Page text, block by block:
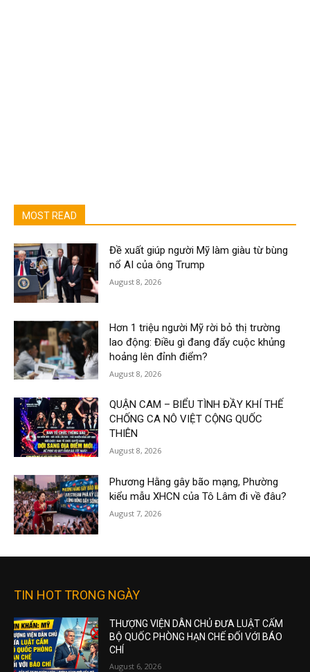
MOST READ
Đề xuất giúp người Mỹ làm giàu từ bùng
nổ AI của ông Trump
August 8, 2026
Hơn 1 triệu người Mỹ rời bỏ thị trường
lao động: Điều gì đang đẩy cuộc khủng
hoảng lên đỉnh điểm?
August 8, 2026
QUẬN CAM – BIỂU TÌNH ĐẦY KHÍ THẾ
CHỐNG CA NÔ VIỆT CỘNG QUỐC
THIÊN
August 8, 2026
Phương Hằng gây bão mạng, Phường
kiểu mẫu XHCN của Tô Lâm đi về đâu?
August 7, 2026
TIN HOT TRONG NGÀY
THƯỢNG VIỆN DÂN CHỦ ĐƯA LUẬT CẤM
BỘ QUỐC PHÒNG HẠN CHẾ ĐỐI VỚI BÁO
CHÍ
August 6, 2026